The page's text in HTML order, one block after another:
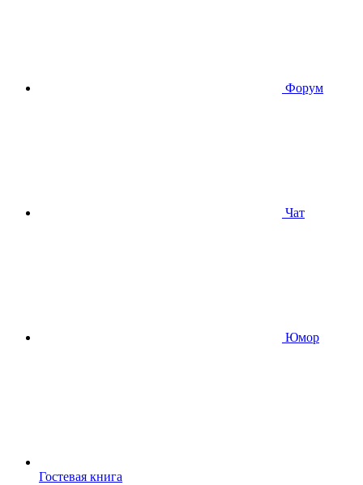
Форум
Чат
Юмор
Гостевая книга